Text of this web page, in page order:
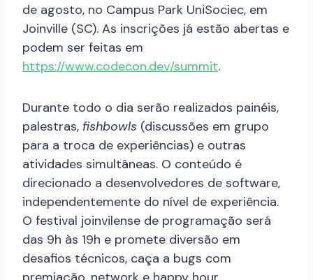
de agosto, no Campus Park UniSociec, em
Joinville (SC). As inscrições já estão abertas e
podem ser feitas em
https://www.codecon.dev/summit.
Durante todo o dia serão realizados painéis,
palestras, fishbowls (discussões em grupo
para a troca de experiências) e outras
atividades simultâneas. O conteúdo é
direcionado a desenvolvedores de software,
independentemente do nível de experiência.
O festival joinvilense de programação será
das 9h às 19h e promete diversão em
desafios técnicos, caça a bugs com